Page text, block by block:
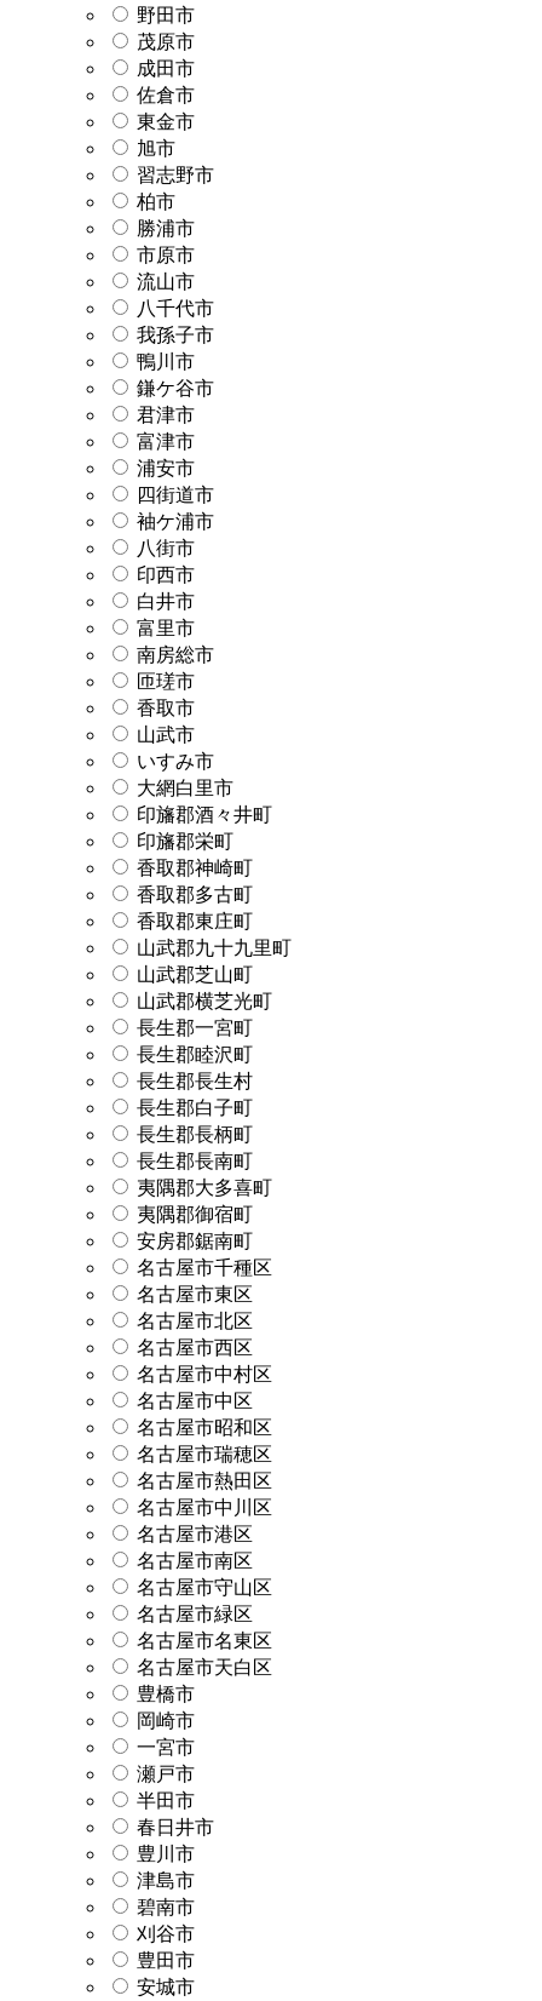
野田市
茂原市
成田市
佐倉市
東金市
旭市
習志野市
柏市
勝浦市
市原市
流山市
八千代市
我孫子市
鴨川市
鎌ケ谷市
君津市
富津市
浦安市
四街道市
袖ケ浦市
八街市
印西市
白井市
富里市
南房総市
匝瑳市
香取市
山武市
いすみ市
大網白里市
印旛郡酒々井町
印旛郡栄町
香取郡神崎町
香取郡多古町
香取郡東庄町
山武郡九十九里町
山武郡芝山町
山武郡横芝光町
長生郡一宮町
長生郡睦沢町
長生郡長生村
長生郡白子町
長生郡長柄町
長生郡長南町
夷隅郡大多喜町
夷隅郡御宿町
安房郡鋸南町
名古屋市千種区
名古屋市東区
名古屋市北区
名古屋市西区
名古屋市中村区
名古屋市中区
名古屋市昭和区
名古屋市瑞穂区
名古屋市熱田区
名古屋市中川区
名古屋市港区
名古屋市南区
名古屋市守山区
名古屋市緑区
名古屋市名東区
名古屋市天白区
豊橋市
岡崎市
一宮市
瀬戸市
半田市
春日井市
豊川市
津島市
碧南市
刈谷市
豊田市
安城市